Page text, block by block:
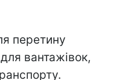
перетину
вантажівок,